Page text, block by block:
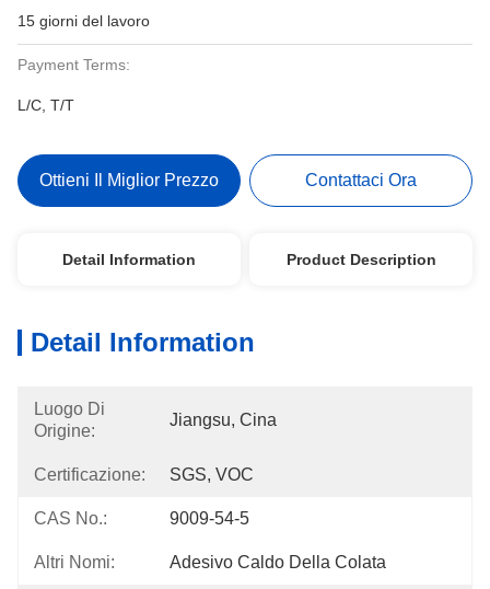
15 giorni del lavoro
Payment Terms:
L/C, T/T
Ottieni Il Miglior Prezzo Contattaci Ora
Detail Information Product Description
Detail Information
Luogo Di
Origine:
Jiangsu, Cina
Certificazione: SGS, VOC
CAS No.: 9009-54-5
Altri Nomi: Adesivo Caldo Della Colata